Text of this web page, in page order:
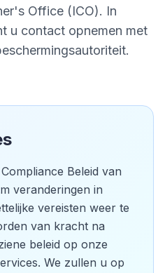
Office (ICO). In
u contact opnemen met
Beleid van
veranderingen in
vereisten weer te
van kracht na
beleid op onze
We zullen u op